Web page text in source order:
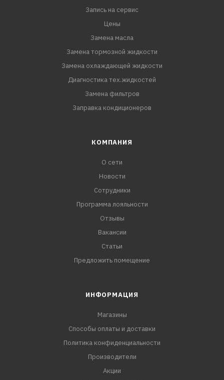
Запись на сервис
Цены
Замена масла
Замена тормозной жидкости
Замена охлаждающей жидкости
Диагностика тех.жидкостей
Замена фильтров
Заправка кондиционеров
КОМПАНИЯ
О сети
Новости
Сотрудники
Программа лояльности
Отзывы
Вакансии
Статьи
Предложить помещение
ИНФОРМАЦИЯ
Магазины
Способы оплаты и доставки
Политика конфиденциальности
Производители
Акции